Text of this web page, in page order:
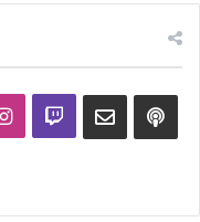
Instagram
Twitch